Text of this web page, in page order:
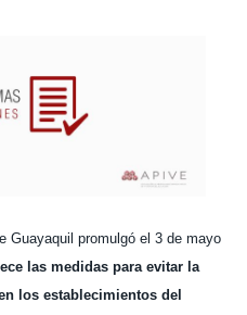
Guayaquil promulgó el 3 de mayo
las medidas para evitar la
los establecimientos del